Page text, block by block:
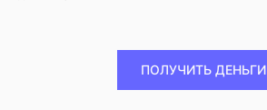
ПОЛУЧИТЬ ДЕНЬГИ